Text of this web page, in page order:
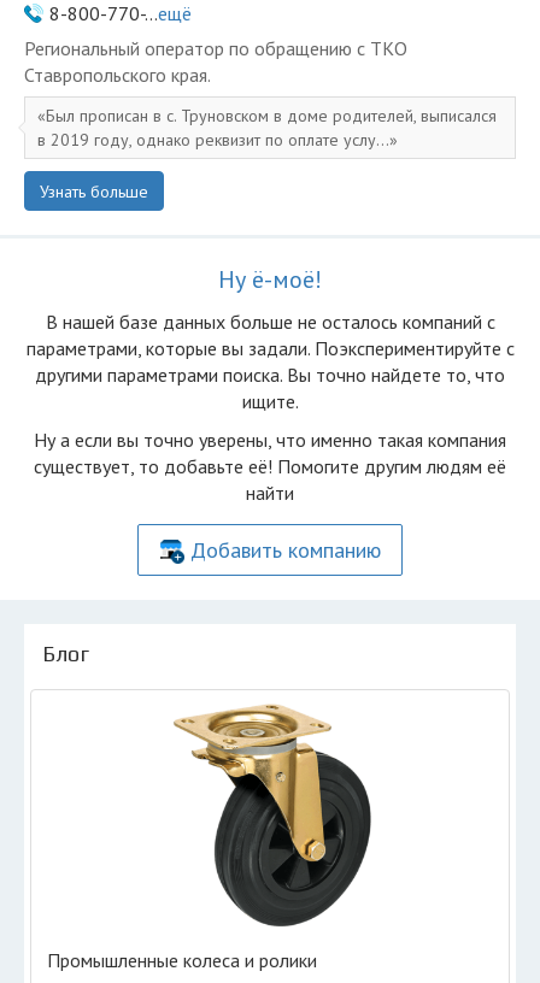
8-800-770-...ещё
Региональный оператор по обращению с ТКО
Ставропольского края.
Был прописан в с. Труновском в доме родителей, выписался
в 2019 году, однако реквизит по оплате услу...
Узнать больше
Ну ё-моё!
В нашей базе данных больше не осталоcь компаний с
параметрами, которые вы задали. Поэкспериментируйте с
другими параметрами поиска. Вы точно найдете то, что
ищите.
Ну а если вы точно уверены, что именно такая компания
существует, то добавьте её! Помогите другим людям её
найти
Добавить компанию
Блог
Промышленные колеса и ролики